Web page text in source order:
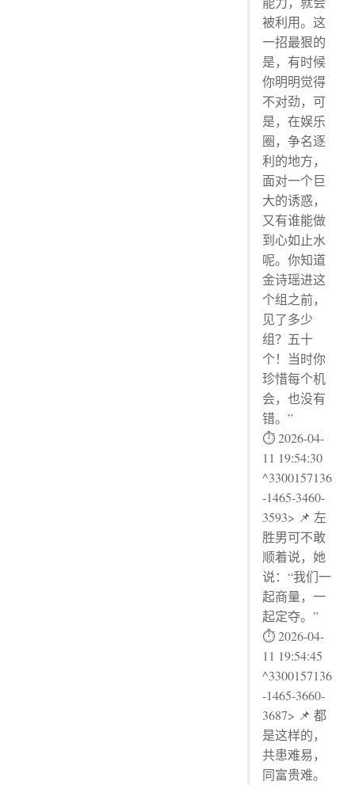
被利用。这
一招最狠的
是，有时候
你明明觉得
不对劲，可
是，在娱乐
圈，争名逐
利的地方，
面对一个巨
大的诱惑，
又有谁能做
到心如止水
呢。你知道
金诗瑶进这
个组之前，
见了多少
组？五十
个！当时你
珍惜每个机
会，也没有
错。”
⏱ 2026-04-
11 19:54:30
^3300157136
-1465-3460-
3593> 📌 左
胜男可不敢
顺着说，她
说：“我们一
起商量，一
起定夺。”
⏱ 2026-04-
11 19:54:45
^3300157136
-1465-3660-
3687> 📌 都
是这样的，
共患难易，
同富贵难。